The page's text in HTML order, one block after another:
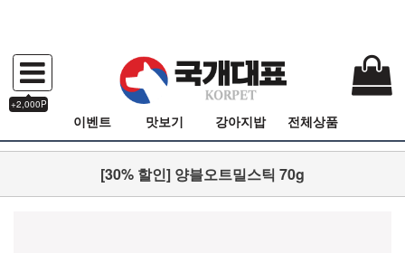
+2,000P
이벤트 맛보기 강아지밥 전체상품
[30% 할인] 양블오트밀스틱 70g